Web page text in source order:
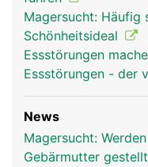
Magersucht: Häufig
Schönheitsideal
Essstörungen
Essstörungen - der
News
Magersucht:
Gebärmutter